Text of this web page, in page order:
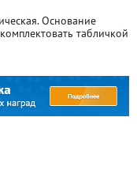
Основание
табличкой